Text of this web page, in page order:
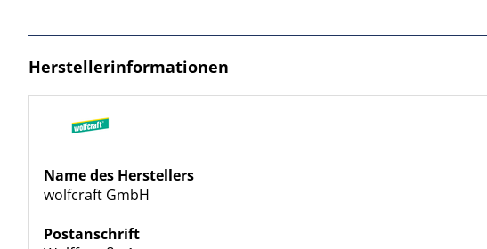
Herstellerinformationen
Name des Herstellers
wolfcraft GmbH
Postanschrift